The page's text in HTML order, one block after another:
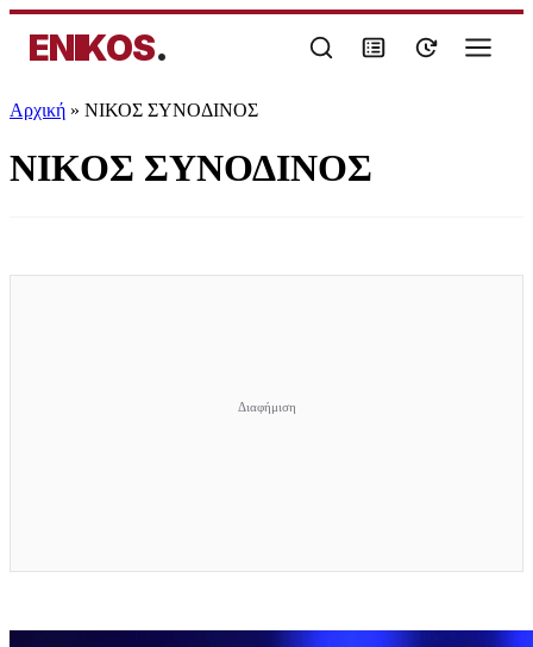
ENIKOS.
Αρχική » ΝΙΚΟΣ ΣΥΝΟΔΙΝΟΣ
ΝΙΚΟΣ ΣΥΝΟΔΙΝΟΣ